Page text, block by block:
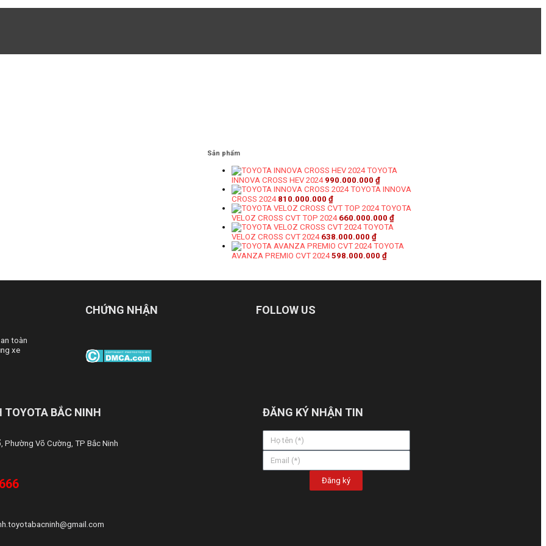
Sản phẩm
TOYOTA
INNOVA CROSS HEV 2024 990.000.000 ₫
TOYOTA INNOVA
CROSS 2024 810.000.000 ₫
TOYOTA
VELOZ CROSS CVT TOP 2024 660.000.000 ₫
TOYOTA
VELOZ CROSS CVT 2024 638.000.000 ₫
TOYOTA
AVANZA PREMIO CVT 2024 598.000.000 ₫
toàn
xe
CHỨNG NHẬN FOLLOW US
TOYOTA BẮC NINH
Phường Võ Cường, TP Bắc Ninh
ĐĂNG KÝ NHẬN TIN
Đăng ký